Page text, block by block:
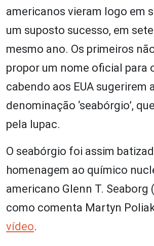
americanos vieram logo em
um suposto sucesso, em
mesmo ano. Os primeiros
propor um nome oficial para
cabendo aos EUA sugerirem
denominação ‘seabórgio’,
pela Iupac.
O seabórgio foi assim
homenagem ao químico
americano Glenn T. Seaborg
como comenta Martyn
vídeo.